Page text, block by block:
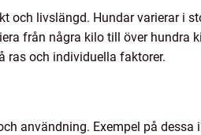
och livslängd. Hundar varierar i
från några kilo till över hundra
ras och individuella faktorer.
användning. Exempel på dessa